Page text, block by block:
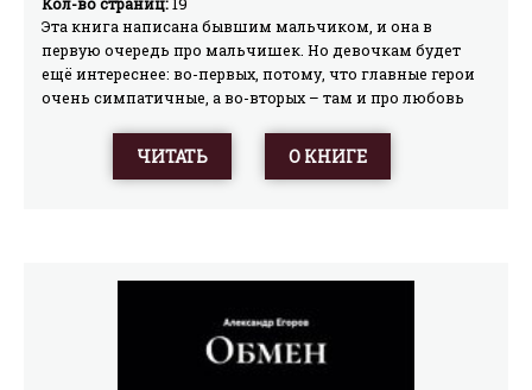
Кол-во страниц:19
Эта книга написана бывшим мальчиком, и она в
первую очередь про мальчишек. Но девочкам будет
ещё интереснее: во-первых, потому, что главные герои
очень симпатичные, а во-вторых – там и про любовь
чуть-чуть фантастики. Кстати, почему сборник
называется «Три Алисы»? На самом деле их четыре! Ещё
ЧИТАТЬ О КНИГЕ